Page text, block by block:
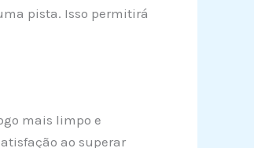
pista. Isso permitirá
mais limpo e
ao superar